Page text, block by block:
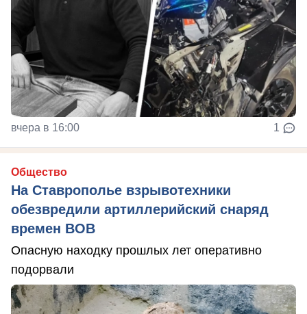
вчера в 16:00 1
Общество
На Ставрополье взрывотехники
обезвредили артиллерийский снаряд
времен ВОВ
Опасную находку прошлых лет оперативно
подорвали